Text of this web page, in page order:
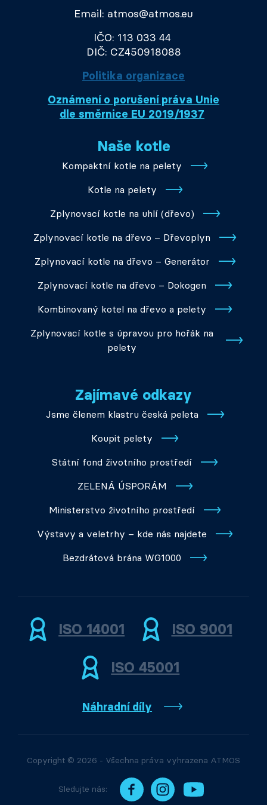
Email: atmos@atmos.eu
IČO: 113 033 44
DIČ: CZ450918088
Politika organizace
Oznámení o porušení práva Unie
dle směrnice EU 2019/1937
Naše kotle
Kompaktní kotle na pelety
Kotle na pelety
Zplynovací kotle na uhlí (dřevo)
Zplynovací kotle na dřevo – Dřevoplyn
Zplynovací kotle na dřevo – Generátor
Zplynovací kotle na dřevo – Dokogen
Kombinovaný kotel na dřevo a pelety
Zplynovací kotle s úpravou pro hořák na
pelety
Zajímavé odkazy
Jsme členem klastru česká peleta
Koupit pelety
Státní fond životního prostředí
ZELENÁ ÚSPORÁM
Ministerstvo životního prostředí
Výstavy a veletrhy – kde nás najdete
Bezdrátová brána WG1000
ISO 14001 ISO 9001
ISO 45001
Náhradní díly
Copyright © 2026 - Všechna práva vyhrazena ATMOS
Sledujte nás: